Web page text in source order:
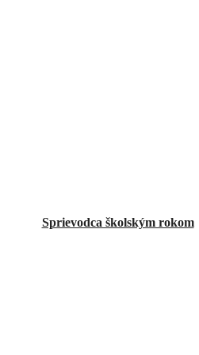
Sprievodca školským rokom